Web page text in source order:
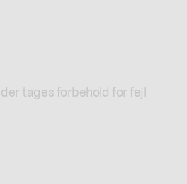
tages forbehold for fejl